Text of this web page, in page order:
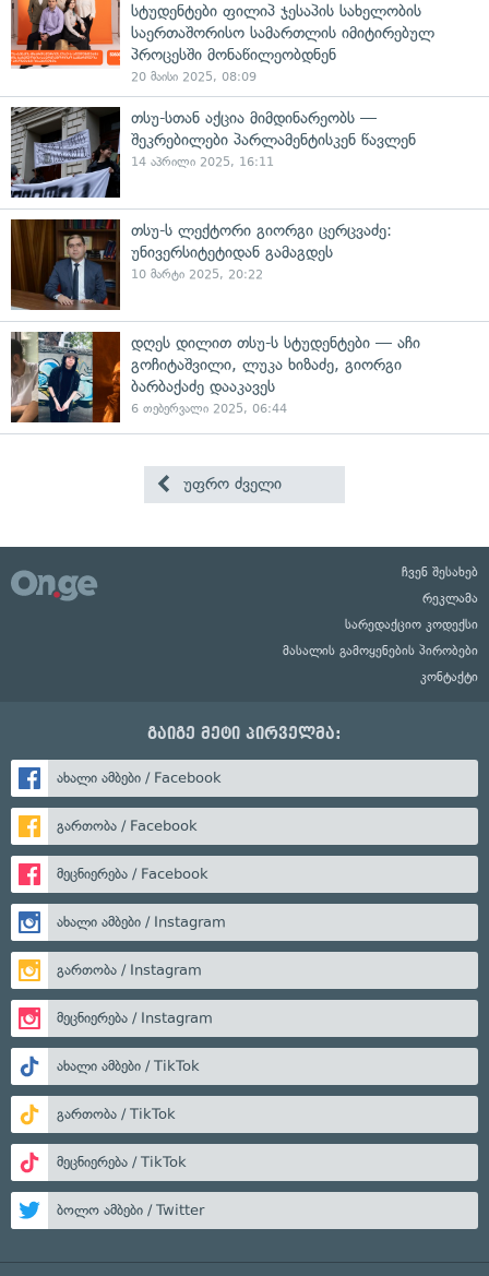
სტუდენტები ფილიპ ჯესაპის სახელობის
საერთაშორისო სამართლის იმიტირებულ
პროცესში მონაწილეობდნენ
20 მაისი 2025, 08:09
თსუ-სთან აქცია მიმდინარეობს —
შეკრებილები პარლამენტისკენ წავლენ
14 აპრილი 2025, 16:11
თსუ-ს ლექტორი გიორგი ცერცვაძე:
უნივერსიტეტიდან გამაგდეს
10 მარტი 2025, 20:22
დღეს დილით თსუ-ს სტუდენტები — აჩი
გოჩიტაშვილი, ლუკა ხიზაძე, გიორგი
ბარბაქაძე დააკავეს
6 თებერვალი 2025, 06:44
უფრო ძველი
ჩვენ შესახებ
რეკლამა
სარედაქციო კოდექსი
მასალის გამოყენების პირობები
კონტაქტი
გაიგე მეტი პირველმა:
ახალი ამბები / Facebook
გართობა / Facebook
მეცნიერება / Facebook
ახალი ამბები / Instagram
გართობა / Instagram
მეცნიერება / Instagram
ახალი ამბები / TikTok
გართობა / TikTok
მეცნიერება / TikTok
ბოლო ამბები / Twitter